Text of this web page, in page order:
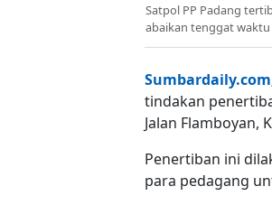
Satpol PP Padang
abaikan tenggat waktu
Sumbardaily.com
tindakan
Jalan Flamboyan,
Penertiban ini
para pedagang